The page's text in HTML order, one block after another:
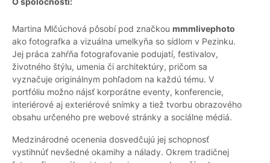
Martina Mlčúchová pôsobí pod značkou mmmlivephoto
ako fotografka a vizuálna umelkyňa so sídlom v Pezinku.
Jej práca zahŕňa fotografovanie podujatí, festivalov,
životného štýlu, umenia či architektúry, pričom sa
vyznačuje originálnym pohľadom na každú tému. V
portfóliu možno nájsť korporátne eventy, konferencie,
interiérové aj exteriérové snímky a tiež tvorbu obrazového
obsahu určeného pre webové stránky a sociálne médiá.
Medzinárodné ocenenia dosvedčujú jej schopnosť
vystihnúť nevšedné okamihy a nálady. Okrem tradičnej